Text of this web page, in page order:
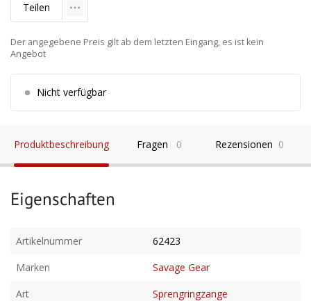
Teilen
Der angegebene Preis gilt ab dem letzten Eingang, es ist kein
Angebot
Nicht verfügbar
Produktbeschreibung Fragen 0 Rezensionen 0
Eigenschaften
Artikelnummer
62423
Marken
Savage Gear
Art
Sprengringzange